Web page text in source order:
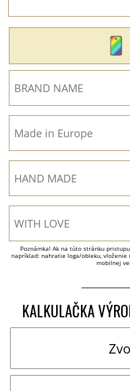
Poznámka! Ak na túto stránku
napríklad: nahratie loga/obleku, vloženie
mobilnej
KALKULAČKA